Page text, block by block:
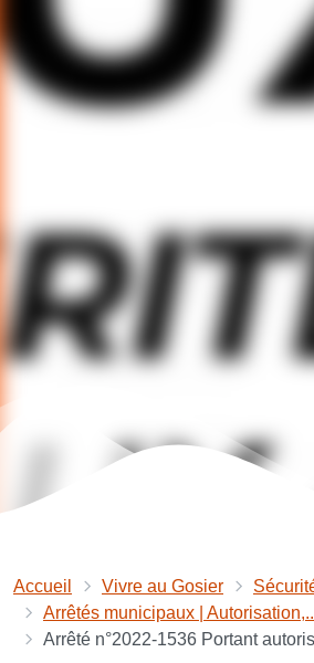
Accueil Vivre au Gosier
Arrêtés municipaux |
Arrêté n°2022-1536 Portant